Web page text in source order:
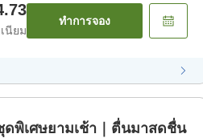
นียม
ทำการจอง
พิเศษยามเช้า｜ตื่นมาสดชื่น